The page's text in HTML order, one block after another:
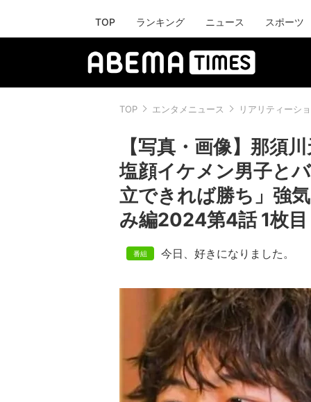
TOP ランキング ニュース スポーツ
TOP エンタメニュース リアリティーシ
【写真・画像】那須
塩顔イケメン男子と
立できれば勝ち」強
み編2024第4話 1枚目
今日、好きになりました。